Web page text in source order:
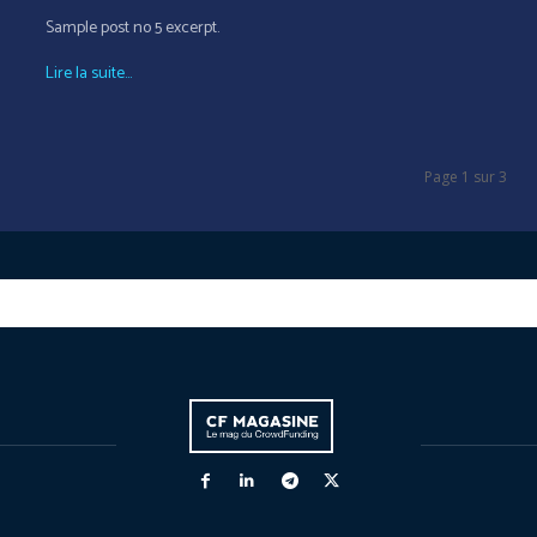
Sample post no 5 excerpt.
Lire la suite...
Page 1 sur 3